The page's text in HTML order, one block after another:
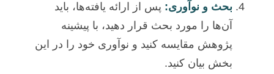
بحث و نوآوری: پس از ارائه یافته‌ها، باید
آن‌ها را مورد بحث قرار دهید، با پیشینه
پژوهش مقایسه کنید و نوآوری خود را در این
بخش بیان کنید.